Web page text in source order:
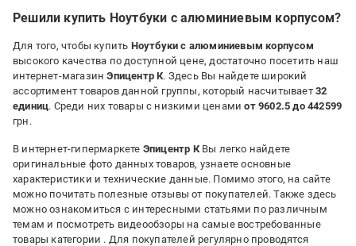
Решили купить Ноутбуки с алюминиевым корпусом?
Для того, чтобы купить Ноутбуки с алюминиевым корпусом
высокого качества по доступной цене, достаточно посетить наш
интернет-магазинЭпицентр К. Здесь Вы найдете широкий
ассортимент товаров данной группы, который насчитывает32
единиц. Среди них товары с низкими ценамиот 9602.5 до 442599
грн.
В интернет-гипермаркете Эпицентр КВы легко найдете
оригинальные фото данных товаров, узнаете основные
характеристики и технические данные. Помимо этого, на сайте
можно почитать полезные отзывы от покупателей. Также здесь
можно ознакомиться с интересными статьями по различным
темам и посмотреть видеообзоры на самые востребованные
товары категории . Для покупателей регулярно проводятся